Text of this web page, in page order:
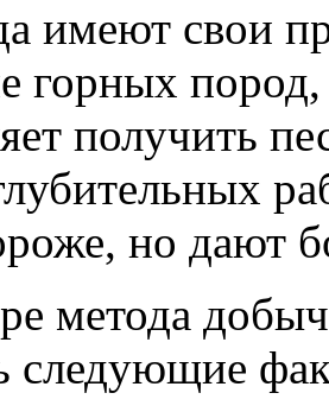
имеют свои
горных пород,
получить
но дают
метода
следующие